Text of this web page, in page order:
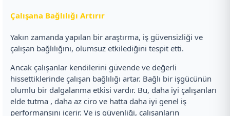
Çalışana Bağlılığı Artırır
Yakın zamanda yapılan bir araştırma, iş güvensizliği ve
çalışan bağlılığını, olumsuz etkilediğini tespit etti.
Ancak çalışanlar kendilerini güvende ve değerli
hissettiklerinde çalışan bağlılığı artar. Bağlı bir işgücünün
olumlu bir dalgalanma etkisi vardır. Bu, daha iyi çalışanları
elde tutma , daha az ciro ve hatta daha iyi genel iş
performansını içerir. Ve iş güvenliği, çalışanların